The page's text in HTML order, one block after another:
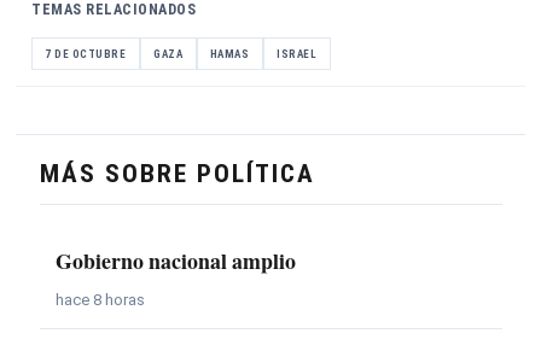
TEMAS RELACIONADOS
7 DE OCTUBRE GAZA HAMAS ISRAEL
MÁS SOBRE POLÍTICA
Gobierno nacional amplio
hace 8 horas